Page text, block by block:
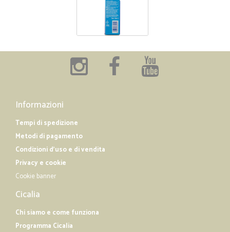
Informazioni
Tempi di spedizione
Metodi di pagamento
Condizioni d'uso e di vendita
Privacy e cookie
Cookie banner
Cicalia
Chi siamo e come funziona
Programma Cicalia